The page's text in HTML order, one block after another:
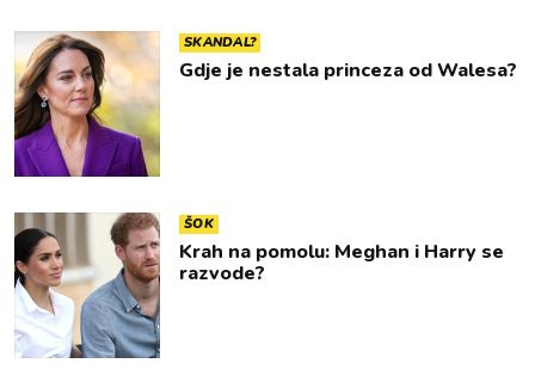
SKANDAL?
Gdje je nestala princeza od Walesa?
ŠOK
Krah na pomolu: Meghan i Harry se
razvode?